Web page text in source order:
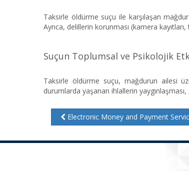
Taksirle öldürme suçu ile karşılaşan
Ayrıca, delillerin korunması (kamera
Suçun Toplumsal ve Psikolojik
Taksirle öldürme suçu, mağdurun ailesi
durumlarda yaşanan ihlallerin
Electronic Money and Payment